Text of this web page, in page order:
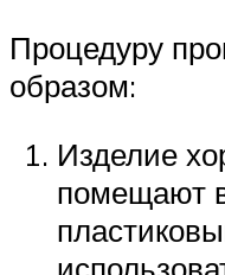
Процедуру
образом:
Изделие
помещают